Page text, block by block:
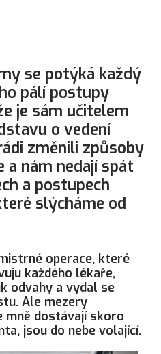
se potýká každý
pálí postupy
je sám učitelem
o vedení
změnili způsoby
nám nedají spát
a postupech
slýcháme od
operace, které
každého lékaře,
odvahy a vydal se
Ale mezery
mně dostávají skoro
jsou do nebe volající.